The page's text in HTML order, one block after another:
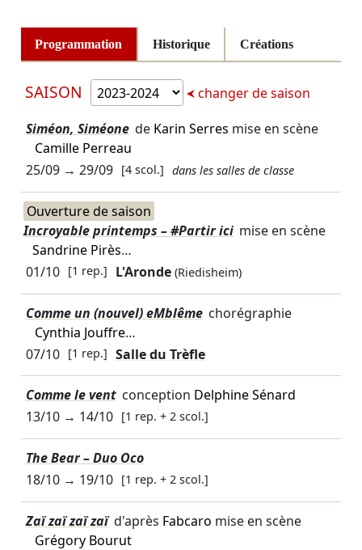
Programmation Historique Créations
SAISON changer de saison
Siméon, Siméone de Karin Serres mise en scène
Camille Perreau
25/09→ 29/09 [4 scol.] dans les salles de classe
Ouverture de saison
Incroyable printemps – #Partir ici mise en scène
Sandrine Pirès…
01/10 [1 rep.] L'Aronde (Riedisheim)
Comme un (nouvel) eMblême chorégraphie
Cynthia Jouffre…
07/10 [1 rep.] Salle du Trèfle
Comme le vent conception Delphine Sénard
13/10→ 14/10 [1 rep. + 2 scol.]
The Bear – Duo Oco
18/10→ 19/10 [1 rep. + 2 scol.]
Zaï zaï zaï zaï d'après Fabcaro mise en scène
Grégory Bourut